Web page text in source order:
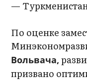
—
По оценке
Вольвача,
призвано